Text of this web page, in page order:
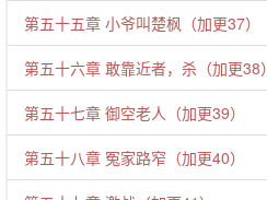
第五十五章 小爷叫楚枫（加更37）
第五十六章 敢靠近者，杀（加更38）
第五十七章 御空老人（加更39）
第五十八章 冤家路窄（加更40）